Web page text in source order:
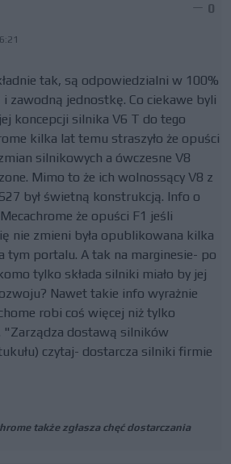
0
tak, są odpowiedzialni w 100%
zawodną jednostkę. Co ciekawe byli
koncepcji silnika V6 T do tego
kilka lat temu straszyło że opuści
silnikowych a ówczesne V8
Mimo to że ich wolnossący V8 z
był świetną konstrukcją. Info o
że opuści F1 jeśli
nie zmieni była opublikowana kilka
tym portalu. A tak na marginesie- po
tylko składa silniki miało by jej
Nawet takie info wyrażnie
robi coś więcej niż tylko
"Zarządza dostawą silników
czytaj- dostarcza silniki firmie
także zgłasza chęć dostarczania